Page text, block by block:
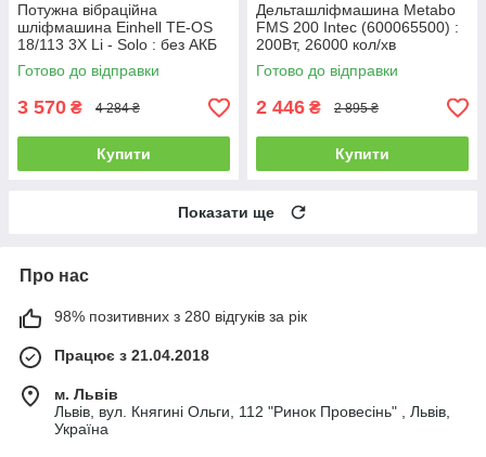
Потужна вібраційна
шліфмашина Einhell TE-OS
18/113 3X Li - Solo : без АКБ
(4460730)
Готово до відправки
3 570 ₴ 4 284 ₴
Купити
Дельташліфмашина Metabo
FMS 200 Intec (600065500) :
200Вт, 26000 кол/хв
Вібраційна шліфмашина
Готово до відправки
2 446 ₴ 2 895 ₴
Купити
Показати ще
Про нас
98% позитивних з 280 відгуків за рік
Працює з 21.04.2018
м. Львів
Львів, вул. Княгині Ольги, 112 "Ринок Провесінь" , Львів,
Україна